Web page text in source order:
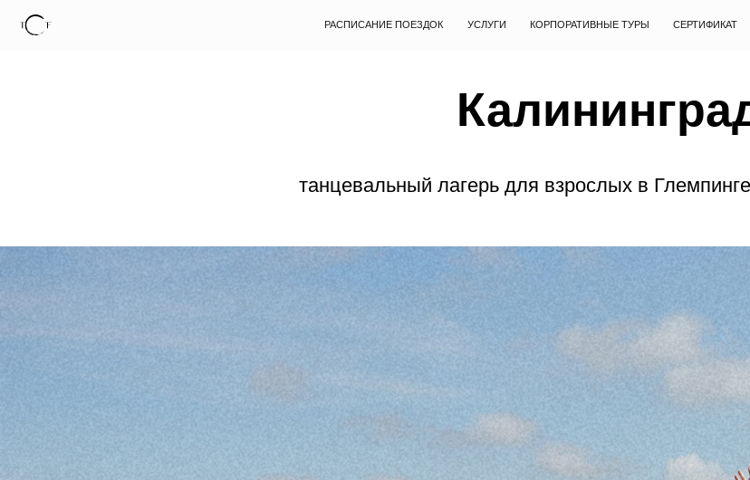
РАСПИСАНИЕ ПОЕЗДОК УСЛУГИ КОРПОРАТИВНЫЕ ТУРЫ СЕРТИФИКАТ БЛОГ
танцевальный лагерь для взрослых в